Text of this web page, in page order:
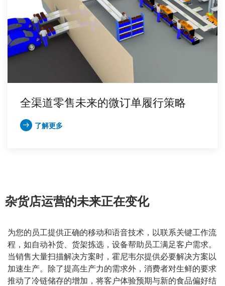
全渠道零售未来的微订单履行策略
了解更多
杂货店运营的未来正在变化
为您的员工提供正确的移动和语音技术，以联系关键工作流
程，如自动补货、货架拣选，设备帮助员工满足客户需求。
当销售大量扫描解决方案时，霍尼韦尔提供必要解决方案以
加速生产。除了提高生产力的需求外，消费者对生鲜的要求
推动了冷链储存的增加，将客户体验预期与新的食品偏好结